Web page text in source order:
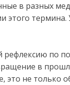
в разных
этого
по
в
это не только